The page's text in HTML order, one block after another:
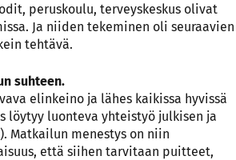
peruskoulu, terveyskeskus olivat
Ja niiden tekeminen oli seuraavien
tehtävä.
suhteen.
elinkeino ja lähes kaikissa hyvissä
löytyy luonteva yhteistyö julkisen ja
Matkailun menestys on niin
että siihen tarvitaan puitteet,